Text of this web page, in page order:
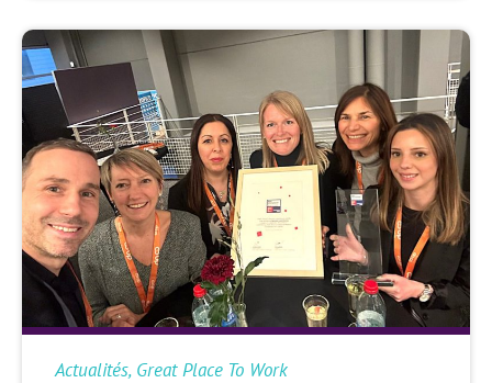
Actualités, Great Place To Work